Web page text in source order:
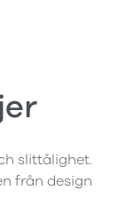
slittålighet.
från design